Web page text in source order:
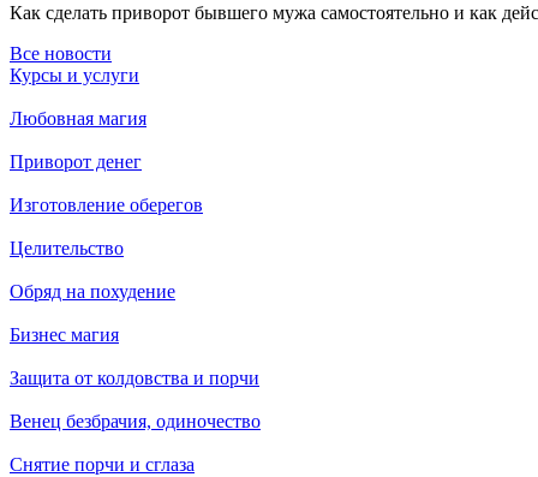
Как сделать приворот бывшего мужа самостоятельно и как
Все новости
Курсы и услуги
Любовная магия
Приворот денег
Изготовление оберегов
Целительство
Обряд на похудение
Бизнес магия
Защита от колдовства и порчи
Венец безбрачия, одиночество
Снятие порчи и сглаза